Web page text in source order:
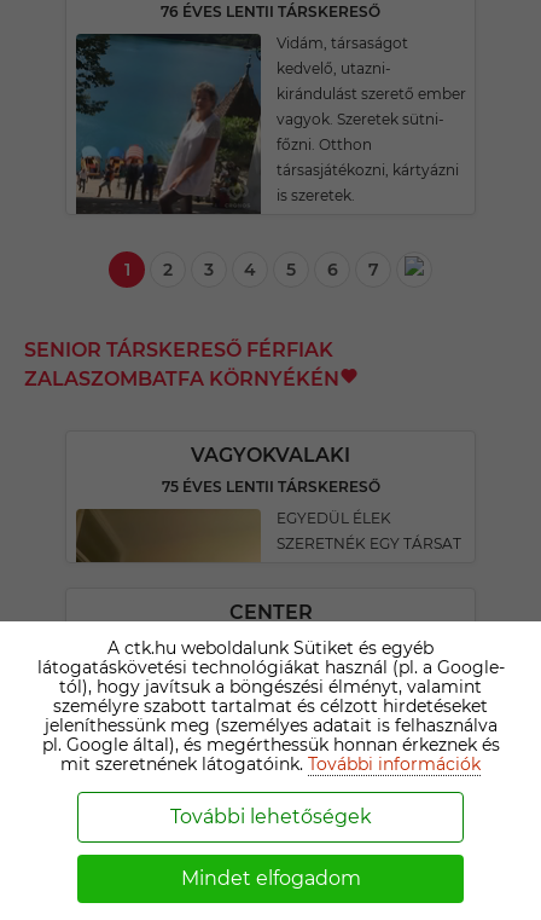
76 ÉVES LENTII TÁRSKERESŐ
Vidám, társaságot
kedvelő, utazni-
kirándulást szerető ember
vagyok. Szeretek sütni-
főzni. Otthon
társasjátékozni, kártyázni
is szeretek.
1 2 3 4 5 6 7
SENIOR TÁRSKERESŐ FÉRFIAK
ZALASZOMBATFA KÖRNYÉKÉN
VAGYOKVALAKI
75 ÉVES LENTII TÁRSKERESŐ
EGYEDÜL ÉLEK
SZERETNÉK EGY TÁRSAT
CENTER
73 ÉVES MAGYARSZOMBATFAI TÁRSKERESŐ
ismerkeknék jo lelkü
hölgyel
LAJOS
170 cm-75 kg-71 69 éves
Nem dohányzó , alkoholt
nem fogyasztó,csendes,
nyugodt mozgékony
A ctk.hu weboldalunk Sütiket és egyéb
látogatáskövetési technológiákat használ (pl. a Google-
tól), hogy javítsuk a böngészési élményt, valamint
személyre szabott tartalmat és célzott hirdetéseket
jeleníthessünk meg (személyes adatait is felhasználva
pl. Google által), és megérthessük honnan érkeznek és
mit szeretnének látogatóink. További információk
További lehetőségek
Mindet elfogadom